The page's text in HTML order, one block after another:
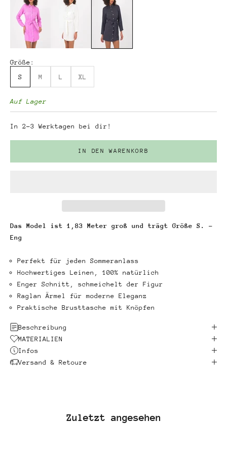
Größe:
S
M L XL
Auf Lager
In 2-3 Werktagen bei dir!
IN DEN WARENKORB
Das Model ist 1,83 Meter groß und trägt Größe S. -
Eng
Perfekt für jeden Sommeranlass
Hochwertiges Leinen, 100% natürlich
Enger Schnitt, schmeichelt der Figur
Raglan Ärmel für moderne Eleganz
Praktische Brusttasche mit Knöpfen
Beschreibung
MATERIALIEN
Infos
Versand & Retoure
Zuletzt angesehen